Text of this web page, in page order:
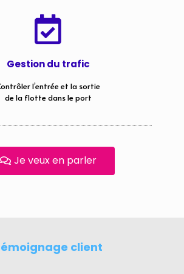
Gestion du trafic
l’entrée et la sortie
de la flotte dans le port
Je veux en parler
client